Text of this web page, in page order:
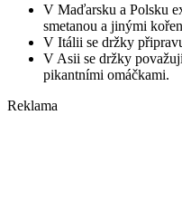
V Maďarsku a Polsku
smetanou a jinými
V Itálii se držky
V Asii se držky
pikantními omáčkami.
Reklama